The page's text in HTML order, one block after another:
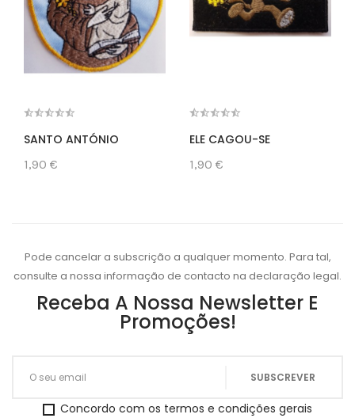
SANTO ANTÓNIO
1,90 €
ELE CAGOU-SE
1,90 €
Pode cancelar a subscrição a qualquer momento. Para tal,
consulte a nossa informação de contacto na declaração legal.
Receba A Nossa Newsletter E
Promoções!
Concordo com os termos e condições gerais